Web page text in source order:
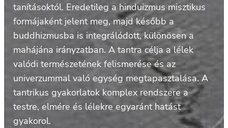
tanításoktól. Eredetileg a hinduizmus misztikus
formájaként jelent meg, majd később a
buddhizmusba is integrálódott, különösen a
mahájána irányzatban. A tantra célja a lélek
valódi természetének felismerése és az
univerzummal való egység megtapasztalása. A
tantrikus gyakorlatok komplex rendszere a
testre, elmére és lélekre egyaránt hatást
gyakorol.